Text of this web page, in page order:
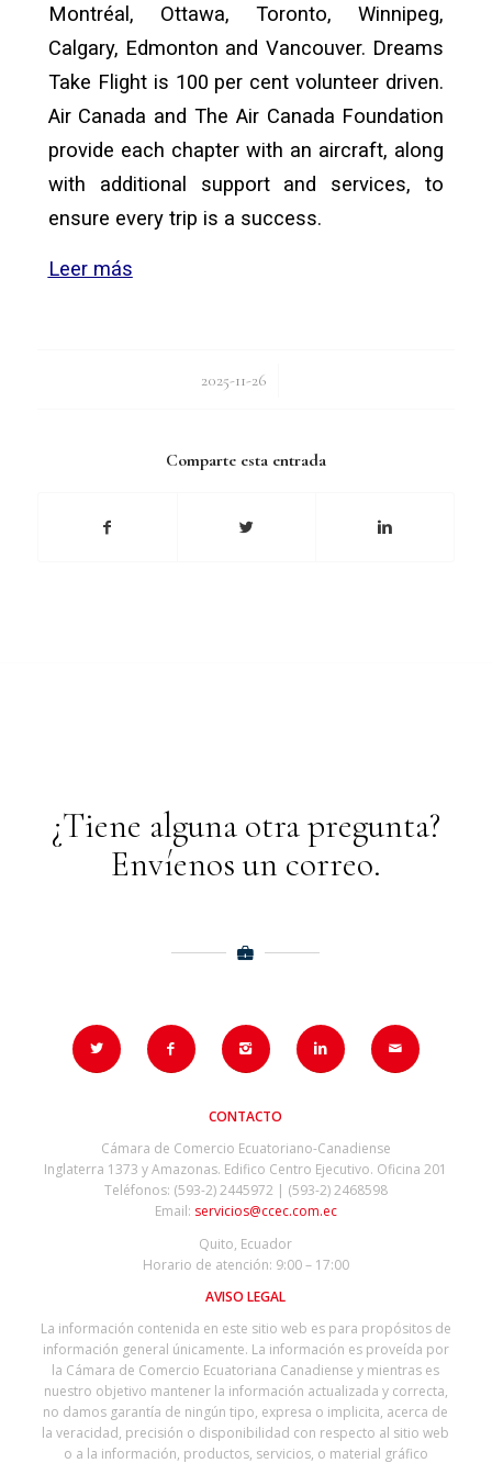
Montréal, Ottawa, Toronto, Winnipeg,
Calgary, Edmonton and Vancouver. Dreams
Take Flight is 100 per cent volunteer driven.
Air Canada and The Air Canada Foundation
provide each chapter with an aircraft, along
with additional support and services, to
ensure every trip is a success.
Leer más
2025-11-26
/
Comparte esta entrada
¿Tiene alguna otra pregunta?
Envíenos un correo.
CONTACTO
Cámara de Comercio Ecuatoriano-Canadiense
Inglaterra 1373 y Amazonas. Edifico Centro Ejecutivo. Oficina 201
Teléfonos: (593-2) 2445972 | (593-2) 2468598
Email: servicios@ccec.com.ec
Quito, Ecuador
Horario de atención: 9:00 – 17:00
AVISO LEGAL
La información contenida en este sitio web es para propósitos de
información general únicamente. La información es proveída por
la Cámara de Comercio Ecuatoriana Canadiense y mientras es
nuestro objetivo mantener la información actualizada y correcta,
no damos garantía de ningún tipo, expresa o implicita, acerca de
la veracidad, precisión o disponibilidad con respecto al sitio web
o a la información, productos, servicios, o material gráfico